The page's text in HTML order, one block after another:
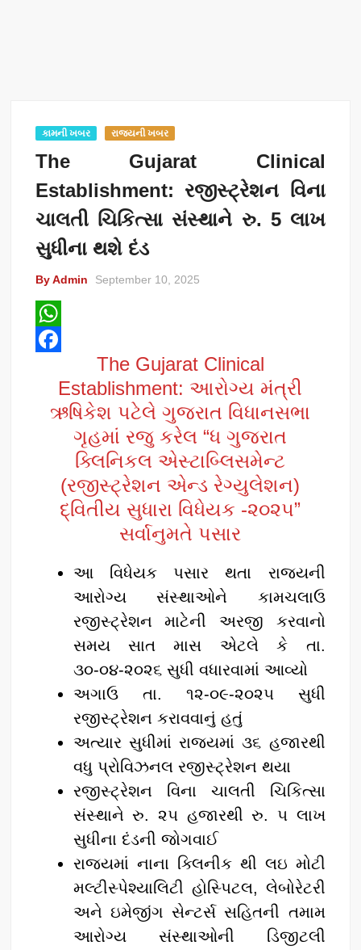
કામની ખબર રાજ્યની ખબર
The Gujarat Clinical
Establishment: રજીસ્ટ્રેશન વિના
ચાલતી ચિકિત્સા સંસ્થાને રુ. 5 લાખ
સુધીના થશે દંડ
By Admin September 10, 2025
W
The Gujarat Clinical
Establishment: આરોગ્ય મંત્રી
ઋષિકેશ પટેલે ગુજરાત વિધાનસભા
ગૃહમાં રજુ કરેલ “ધ ગુજરાત
ક્લિનિકલ એસ્ટાબ્લિસમેન્ટ
(રજીસ્ટ્રેશન એન્ડ રેગ્યુલેશન)
દ્વિતીય સુધારા વિધેયક -૨૦૨૫”
સર્વાનુમતે પસાર
આ વિધેયક પસાર થતા રાજ્યની
આરોગ્ય સંસ્થાઓને કામચલાઉ
રજીસ્ટ્રેશન માટેની અરજી કરવાનો
સમય સાત માસ એટલે કે તા.
૩૦-૦૪-૨૦૨૬ સુધી વધારવામાં આવ્યો
અગાઉ તા. ૧૨-૦૯-૨૦૨૫ સુધી
રજીસ્ટ્રેશન કરાવવાનું હતું
અત્યાર સુધીમાં રાજ્યમાં ૩૬ હજારથી
વધુ પ્રોવિઝનલ રજીસ્ટ્રેશન થયા
રજીસ્ટ્રેશન વિના ચાલતી ચિકિત્સા
સંસ્થાને રુ. ૨૫ હજારથી રુ. ૫ લાખ
સુધીના દંડની જોગવાઈ
રાજ્યમાં નાના ક્લિનીક થી લઇ મોટી
મલ્ટીસ્પેશ્યાલિટી હોસ્પિટલ, લેબોરેટરી
અને ઇમેજીંગ સેન્ટર્સ સહિતની તમામ
આરોગ્ય સંસ્થાઓની ડિજીટલી